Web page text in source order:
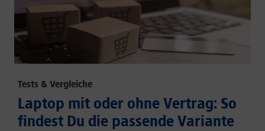
Tests & Vergleiche
Laptop mit oder ohne Vertrag: So
findest Du die passende Variante